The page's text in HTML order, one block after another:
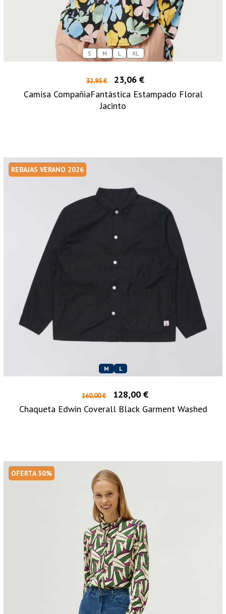
S M L XL
32,95 €
23,06 €
Camisa CompañiaFantástica Estampado Floral
Jacinto
REBAJAS VERANO 2026
M L
160,00 €
128,00 €
Chaqueta Edwin Coverall Black Garment Washed
OFERTA 30%